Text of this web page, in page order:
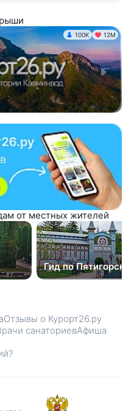
100K 12М
от местных жителей
Гид по Пятигорску
Отзывы о Курорт26.ру
санаториевАфиша